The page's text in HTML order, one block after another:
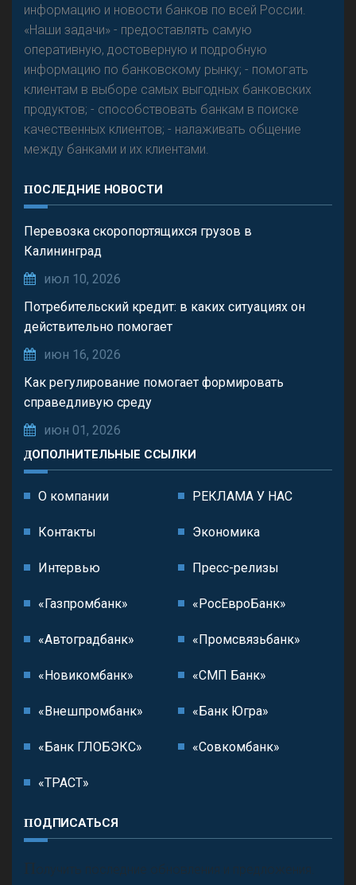
предвидится - «Интервью»
информацию и новости банков по всей России.
«Наши задачи» - предоставлять самую
оперативную, достоверную и подробную
информацию по банковскому рынку; - помогать
клиентам в выборе самых выгодных банковских
продуктов; - способствовать банкам в поиске
качественных клиентов; - налаживать общение
между банками и их клиентами.
ПОСЛЕДНИЕ НОВОСТИ
Перевозка скоропортящихся грузов в
Калининград
июл 10, 2026
Потребительский кредит: в каких ситуациях он
действительно помогает
июн 16, 2026
Как регулирование помогает формировать
справедливую среду
июн 01, 2026
ДОПОЛНИТЕЛЬНЫЕ ССЫЛКИ
О компании РЕКЛАМА У НАС
Контакты Экономика
Интервью Пресс-релизы
«Газпромбанк» «РосЕвроБанк»
«Автоградбанк» «Промсвязьбанк»
«Новикомбанк» «СМП Банк»
«Внешпромбанк» «Банк Югра»
«Банк ГЛОБЭКС» «Совкомбанк»
«ТРАСТ»
ПОДПИСАТЬСЯ
П олучить последние обновления и предложения.